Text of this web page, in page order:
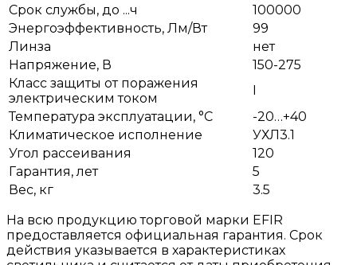
Срок службы, до ...ч
100000
Энергоэффективность, Лм/Вт
99
Линза
нет
Напряжение, В
150-275
Класс защиты от поражения
электрическим током
I
Температура эксплуатации, °С
-20…+40
Климатическое исполнение
УХЛ3.1
Угол рассеивания
120
Гарантия, лет
5
Вес, кг
3.5
На всю продукцию торговой марки EFIR
предоставляется официальная гарантия. Срок
действия указывается в характеристиках